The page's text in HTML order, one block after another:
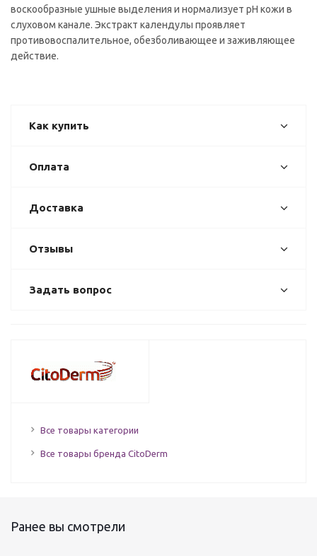
воскообразные ушные выделения и нормализует рH кожи в
слуховом канале. Экстракт календулы проявляет
противовоспалительное, обезболивающее и заживляющее
действие.
Как купить
Оплата
Доставка
Отзывы
Задать вопрос
Все товары категории
Все товары бренда CitoDerm
Ранее вы смотрели